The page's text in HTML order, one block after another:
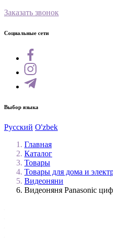
Заказать звонок
Социальные сети
Выбор языка
Русский O'zbek
Главная
Каталог
Товары
Товары для дома и
Видеоняни
Видеоняня Panasonic